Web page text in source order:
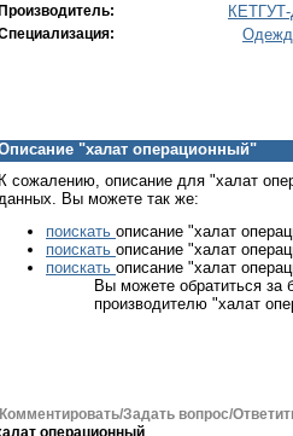
Производитель:
"халат операционный"
К сожалению, описание для "халат
данных. Вы можете так же:
поискать описание "халат
поискать описание "халат
поискать описание "халат
Вы можете обратиться за
производителю "халат
Задать вопрос/